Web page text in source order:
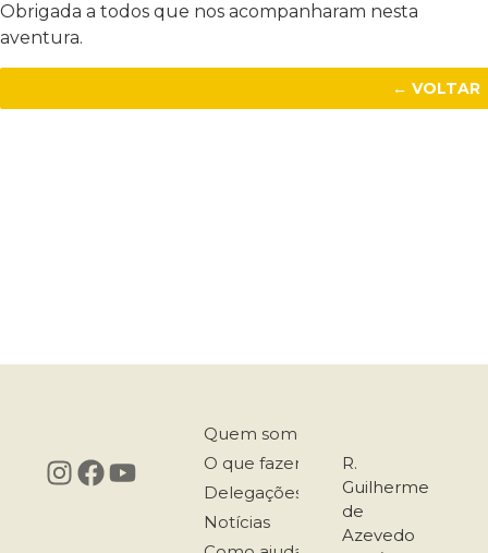
Obrigada a todos que nos acompanharam nesta
aventura.
← VOLTAR
Quem somos
O que fazemos
Delegações
Notícias
R.
Guilherme
de
Azevedo